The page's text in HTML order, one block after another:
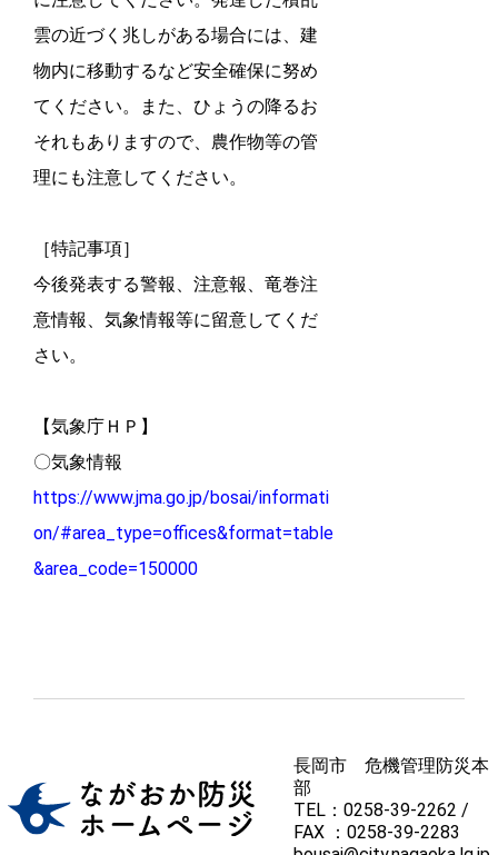
雲の近づく兆しがある場合には、建
物内に移動するなど安全確保に努め
てください。また、ひょうの降るお
それもありますので、農作物等の管
理にも注意してください。
［特記事項］
今後発表する警報、注意報、竜巻注
意情報、気象情報等に留意してくだ
さい。
【気象庁ＨＰ】
〇気象情報
https://www.jma.go.jp/bosai/informati
on/#area_type=offices&format=table
&area_code=150000
長岡市 危機管理防災本
部
TEL：0258-39-2262 /
FAX ：0258-39-2283